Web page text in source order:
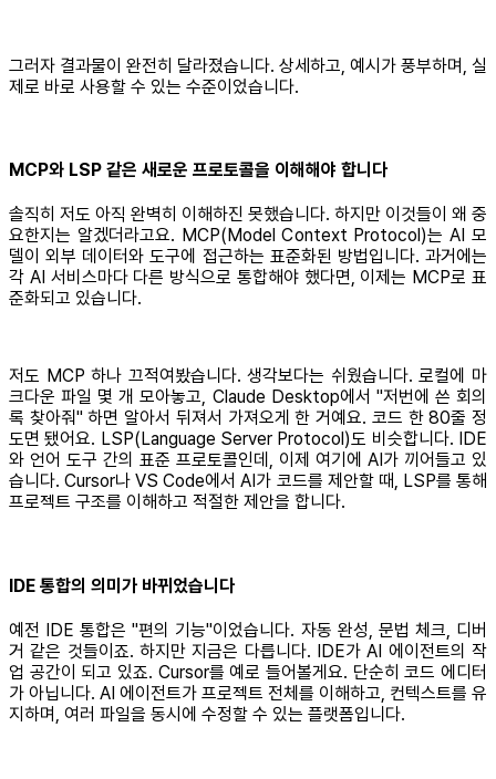
그러자 결과물이 완전히 달라졌습니다. 상세하고, 예시가 풍부하며, 실
제로 바로 사용할 수 있는 수준이었습니다.
MCP와 LSP 같은 새로운 프로토콜을 이해해야 합니다
솔직히 저도 아직 완벽히 이해하진 못했습니다. 하지만 이것들이 왜 중
요한지는 알겠더라고요. MCP(Model Context Protocol)는 AI 모
델이 외부 데이터와 도구에 접근하는 표준화된 방법입니다. 과거에는
각 AI 서비스마다 다른 방식으로 통합해야 했다면, 이제는 MCP로 표
준화되고 있습니다.
저도 MCP 하나 끄적여봤습니다. 생각보다는 쉬웠습니다. 로컬에 마
크다운 파일 몇 개 모아놓고, Claude Desktop에서 "저번에 쓴 회의
록 찾아줘" 하면 알아서 뒤져서 가져오게 한 거예요. 코드 한 80줄 정
도면 됐어요. LSP(Language Server Protocol)도 비슷합니다. IDE
와 언어 도구 간의 표준 프로토콜인데, 이제 여기에 AI가 끼어들고 있
습니다. Cursor나 VS Code에서 AI가 코드를 제안할 때, LSP를 통해
프로젝트 구조를 이해하고 적절한 제안을 합니다.
IDE 통합의 의미가 바뀌었습니다
예전 IDE 통합은 "편의 기능"이었습니다. 자동 완성, 문법 체크, 디버
거 같은 것들이죠. 하지만 지금은 다릅니다. IDE가 AI 에이전트의 작
업 공간이 되고 있죠. Cursor를 예로 들어볼게요. 단순히 코드 에디터
가 아닙니다. AI 에이전트가 프로젝트 전체를 이해하고, 컨텍스트를 유
지하며, 여러 파일을 동시에 수정할 수 있는 플랫폼입니다.